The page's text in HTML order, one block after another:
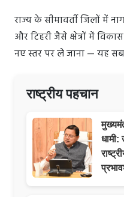
राज्य के सीमावर्ती जिलों में
और टिहरी जैसे क्षेत्रों में
नए स्तर पर ले जाना — यह
राष्ट्रीय पहचान
धामी: